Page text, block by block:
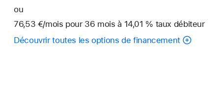
ou
76,53 €/mois par
mois
pour 36 mois mois
à 14,01 % taux débiteur
Découvrir toutes les options de financement